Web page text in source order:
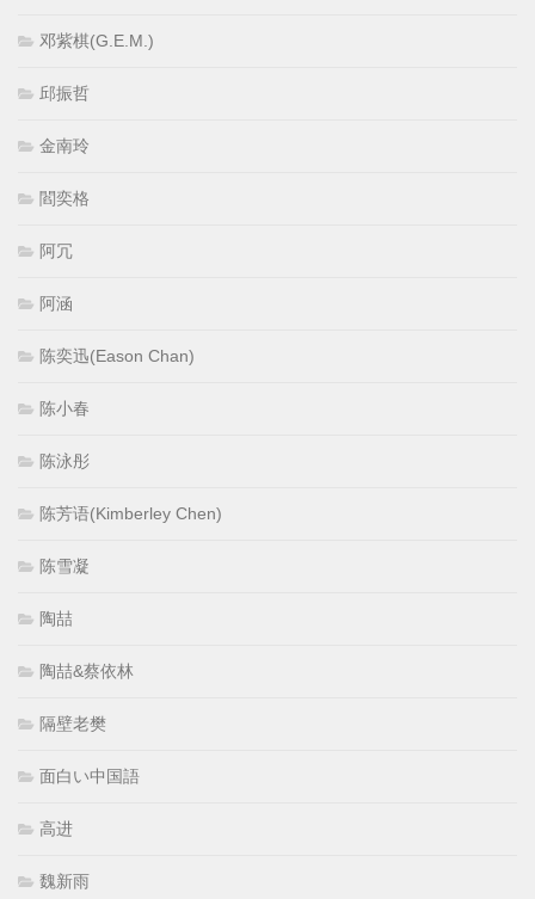
邓紫棋(G.E.M.)
邱振哲
金南玲
閻奕格
阿冗
阿涵
陈奕迅(Eason Chan)
陈小春
陈泳彤
陈芳语(Kimberley Chen)
陈雪凝
陶喆
陶喆&蔡依林
隔壁老樊
面白い中国語
高进
魏新雨